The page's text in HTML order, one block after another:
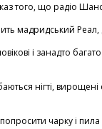
того, що радіо
мадридський Реал,
і занадто
нігті,
чарку і